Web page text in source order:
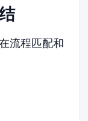
流程匹配和